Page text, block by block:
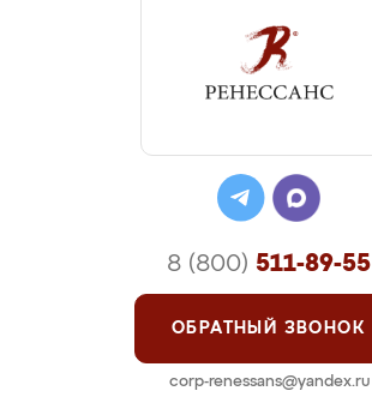
8 (800) 511-89-55
ОБРАТНЫЙ ЗВОНОК
corp-renessans@yandex.ru